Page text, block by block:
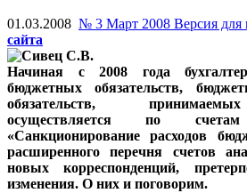
01.03.2008 № 3 Март 2008 Версия для
сайта
Начиная с 2008 года
бюджетных обязательств,
обязательств,
осуществляется по
«Санкционирование расходов
расширенного перечня счетов
новых корреспонденций,
изменения. О них и поговорим.